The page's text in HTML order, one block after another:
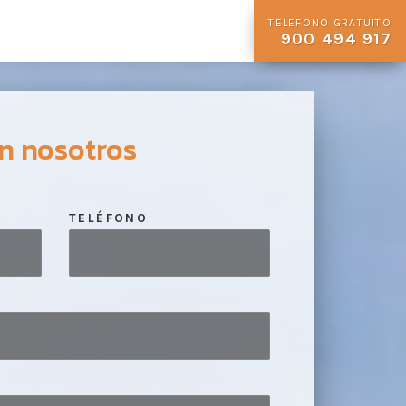
TELEFONO GRATUITO
900 494 917
nosotros
TELÉFONO